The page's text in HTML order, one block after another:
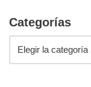
Categorías